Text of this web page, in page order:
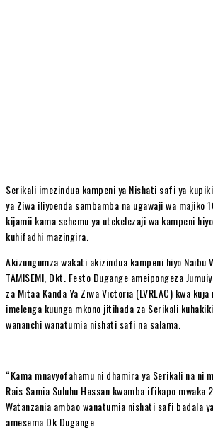
Serikali imezindua kampeni ya Nishati safi ya
ya Ziwa iliyoenda sambamba na ugawaji wa majiko
kijamii kama sehemu ya utekelezaji wa kampeni
kuhifadhi mazingira.
Akizungumza wakati akizindua kampeni hiyo Naibu
TAMISEMI, Dkt. Festo Dugange ameipongeza
za Mitaa Kanda Ya Ziwa Victoria (LVRLAC) kwa
imelenga kuunga mkono jitihada za Serikali
wananchi wanatumia nishati safi na salama.
“Kama mnavyofahamu ni dhamira ya Serikali na ni
Rais Samia Suluhu Hassan kwamba ifikapo mwaka
Watanzania ambao wanatumia nishati safi badala
amesema Dk Dugange